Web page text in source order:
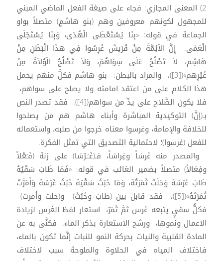
2) المعنى المجازي: فجاء على صيغة الفعل الماضي المبني
للمجهول لكونهم معروفين وهم (بنو هاشمٍ) متصلاً بواو
الجماعة في قوله: «بِنَا يُسْتَعْطَى الْهُدَى، وَبِنَا يُسْتَجْلَى
الْعَمَى. إِنَّ الاْئِمَّةَ مِنْ قُرَيش غُرِسُوا فِي هذَا الْبَطْنِ مِنْ
هَاشِم، لاَ تَصْلُحُ عَلَى سِوَاهُمْ، وَلاَ تَصْلُحُ الْوُلاَةُ مِنْ
غَيْرِهم»([3])، والمراد بالبطن: بنو هاشم فكلُّ منهم يحمل
هذا الكلام على من اعتقد امامته ولا يصلح على سواهم،
فلا يكون الصَّلاح على يدِّ من سواهم([4]). فقد تصدر النص
بـ(إنَّ) التوكيدية المباشرة وأبناء هاشم هم من يصلحوا
للخلافة والإمامة، وغرسوا معناه خرجوا من صلبه، واستعماله
للفعل (غرسوا)؛ لاحتمالية التصديق التي تمثل الفكرة.
والمصدر منه غَرسَاً وغِراسَاً، فـ(غَـَـرْسَا) على زنة (فَـَعْلاً
وفِعَالاً) متصلاً بضمير الغائب في قوله: «فَمَا طَابَ سَقْيُهُ
طَابَ غَرْسُهُ وَحَلَتْ ثَمَرَتُهُ، وَمَا خَبُثَ سَقْيُهُ خَبُثَ غَرْسُهُ وَأَمَرَّتْ
ثَمَرَتُهُ»([5])، فقد قابل بين (طابَ وخَبُثَ) و(حلت وأمرت)
فكلُّ سقيٍ يتبعه غَرس ثمَّ ثَمَرٌ، استعار لفظ الغرس لزيادة
الاعمال ونموها، ورشح الاستعارة بذكر الماء. فكنَّى به عن
المادة القلبية والنيات بحركة النمو للنبات إنَّما تكون بالماء،
فاختلاف المياه في الحلاوة والملوحة سبب لاختلاف